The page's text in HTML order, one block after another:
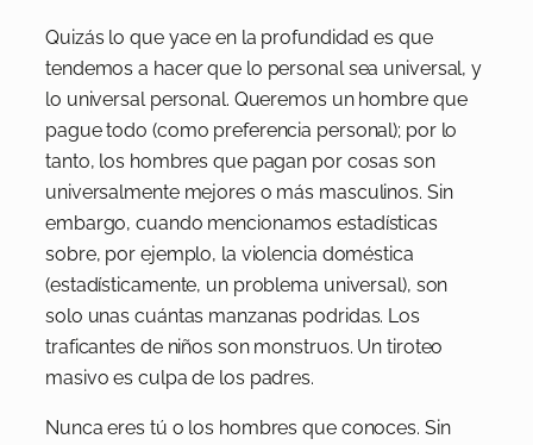
Quizás lo que yace en la profundidad es que
tendemos a hacer que lo personal sea universal, y
lo universal personal. Queremos un hombre que
pague todo (como preferencia personal); por lo
tanto, los hombres que pagan por cosas son
universalmente mejores o más masculinos. Sin
embargo, cuando mencionamos estadísticas
sobre, por ejemplo, la violencia doméstica
(estadísticamente, un problema universal), son
solo unas cuántas manzanas podridas. Los
traficantes de niños son monstruos. Un tiroteo
masivo es culpa de los padres.
Nunca eres tú o los hombres que conoces. Sin